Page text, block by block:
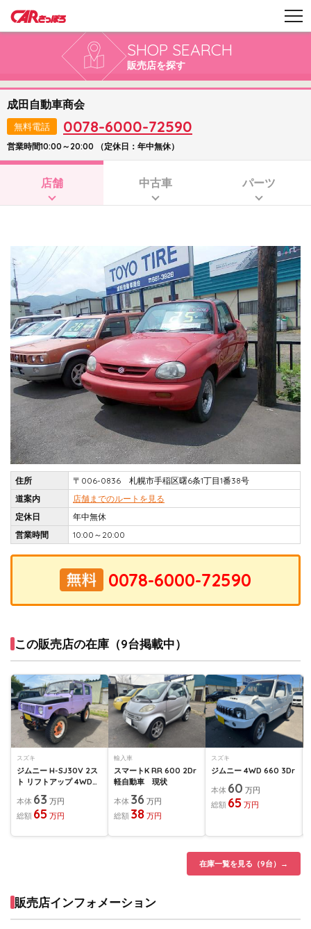
SHOP SEARCH
販売店を探す
成田自動車商会
無料電話 0078-6000-72590
営業時間10:00～20:00 （定休日：年中無休）
店舗 中古車 パーツ
住所
〒006-0836 札幌市手稲区曙6条1丁目1番38号
道案内
店舗までのルートを見る
定休日
年中無休
営業時間
10:00～20:00
この販売店の在庫（9台掲載中）
スズキ
ジムニー H-SJ30V 2ス
ト リフトアップ 4WD
本体 63 万円
総額 65 万円
輸入車
スマートK RR 600 2Dr
軽自動車 現状
本体 36 万円
総額 38 万円
スズキ
ジムニー 4WD 660 3Dr
本体 60 万円
総額 65 万円
在庫一覧を見る（9台）→
販売店インフォメーション